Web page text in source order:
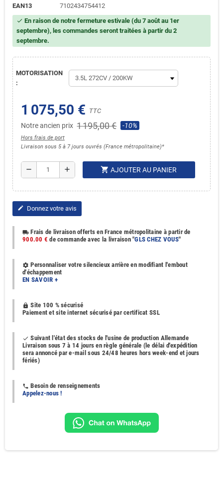
EAN13
7102434754412
check En raison de notre fermeture estivale (du 7 août au 1er
septembre), les commandes seront traitées à partir du 2
septembre.
MOTORISATION
:
1 075,50 € TTC
Notre ancien prix 1 195,00 € -10%
Hors frais de port
Livraison sous 5 à 7 jours ouvrés (France métropolitaine)*
remove add shopping_cart AJOUTER AU PANIER
edit Donnez votre avis
local_shipping Frais de livraison offerts en France métropolitaine à partir de
900.00 € de commande avec la livraison "GLS CHEZ VOUS"
settings Personnaliser votre silencieux arrière en modifiant l'embout
d'échappement
EN SAVOIR +
https Site 100 % sécurisé
Paiement et site internet sécurisé par certificat SSL
done Suivant l'état des stocks de l'usine de production Allemande
Livraison sous 7 à 14 jours en règle générale (le délai d'expédition
sera annoncé par e-mail sous 24/48 heures hors week-end et jours
fériés)
phone Besoin de renseignements
Appelez-nous !